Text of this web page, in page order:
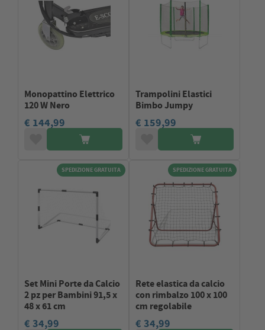
Monopattino Elettrico
120 W Nero
€ 144,99
Trampolini Elastici
Bimbo Jumpy
€ 159,99
SPEDIZIONE GRATUITA
Set Mini Porte da Calcio
2 pz per Bambini 91,5 x
48 x 61 cm
€ 34,99
SPEDIZIONE GRATUITA
Rete elastica da calcio
con rimbalzo 100 x 100
cm regolabile
€ 34,99